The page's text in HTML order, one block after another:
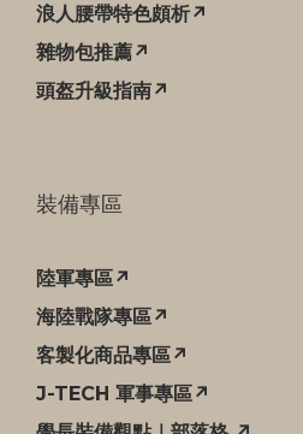
浪人腰帶特色頗析↗
雜物包推薦↗
頭盔升級指南↗
裝備專區
陸軍專區↗
海陸戰隊專區↗
客製化商品專區↗
J-TECH 軍事專區↗